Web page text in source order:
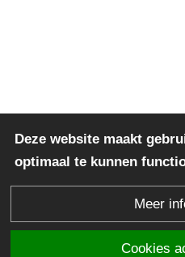
Deze website maakt
optimaal te kunnen
Meer
Cookies